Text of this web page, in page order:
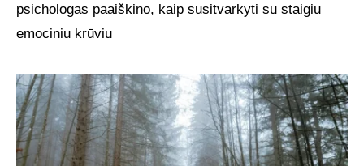
psichologas paaiškino, kaip susitvarkyti su staigiu
emociniu krūviu